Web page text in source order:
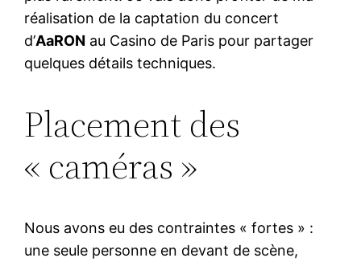
réalisation de la captation du concert
d’AaRON au Casino de Paris pour partager
quelques détails techniques.
Placement des
« caméras »
Nous avons eu des contraintes « fortes » :
une seule personne en devant de scène,